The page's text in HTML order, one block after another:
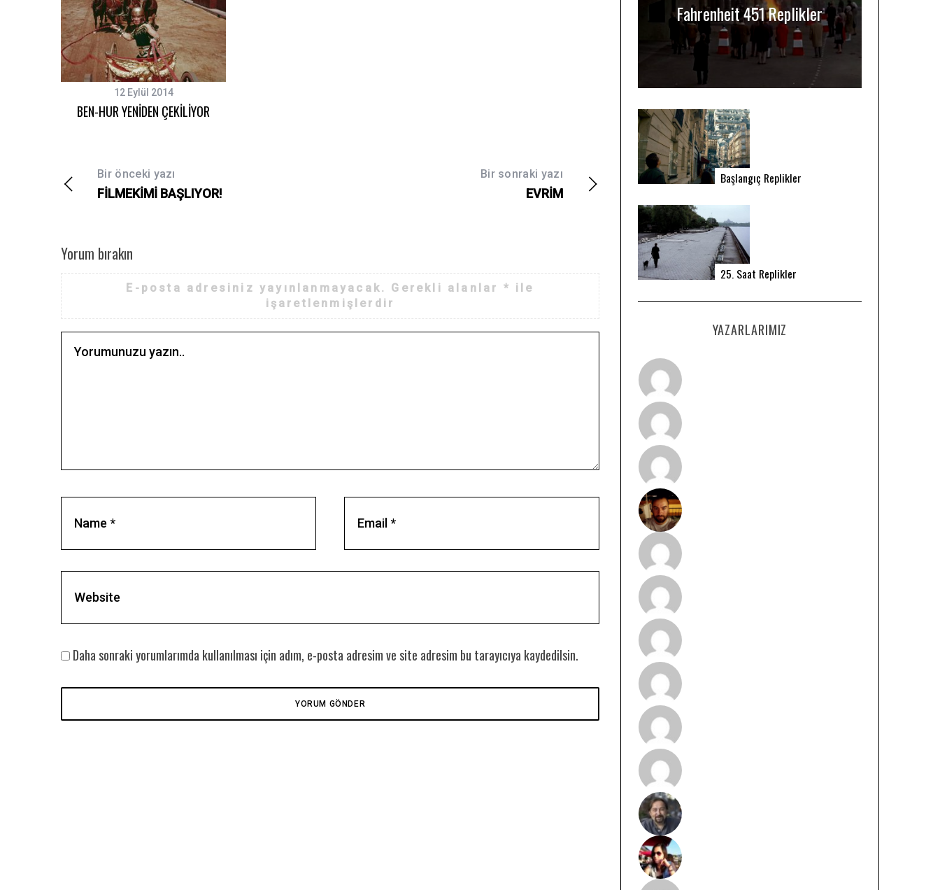
12 Eylül 2014
BEN-HUR YENİDEN ÇEKİLİYOR
Bir önceki yazı
FİLMEKİMİ BAŞLIYOR!
Bir sonraki yazı
EVRİM
Yorum bırakın
E-posta adresiniz yayınlanmayacak. Gerekli alanlar * ile
işaretlenmişlerdir
Daha sonraki yorumlarımda kullanılması için adım, e-posta adresim ve site adresim bu tarayıcıya kaydedilsin.
Fahrenheit 451 Replikler
Başlangıç Replikler
25. Saat Replikler
YAZARLARIMIZ